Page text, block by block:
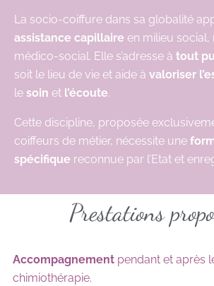
La socio-coiffure dans sa globalité
assistance capillaire en milieu
médico-social. Elle s’adresse à tout
soit le lieu de vie et aide à valoriser
le soin et l’écoute.
Cette discipline, proposée
coiffeurs de métier, nécessite une
spécifique reconnue par l’Etat et
Prestations
Accompagnement pendant et après
chimiothérapie.